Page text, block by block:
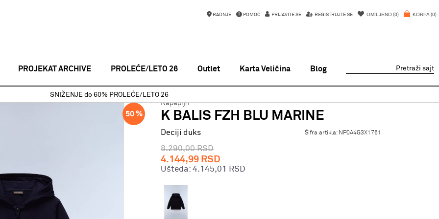
KORPA 0
OMILJENO 0
PRIJAVITE SE REGISTRUJTE SE
RADNJE POMOĆ
PROJEKAT ARCHIVE PROLEĆE/LETO 26 Outlet Karta Veličina Blog Pretraži sajt
SNIŽENJE do 60% PROLEĆE/LETO 26
K BALIS FZH BLU MARINE
50 %
Napapijri
K BALIS FZH BLU MARINE
Deciji duks Šifra artikla: NP0A4G3X1761
8.290,00 RSD
4.144,99 RSD
Ušteda: 4.145,01 RSD